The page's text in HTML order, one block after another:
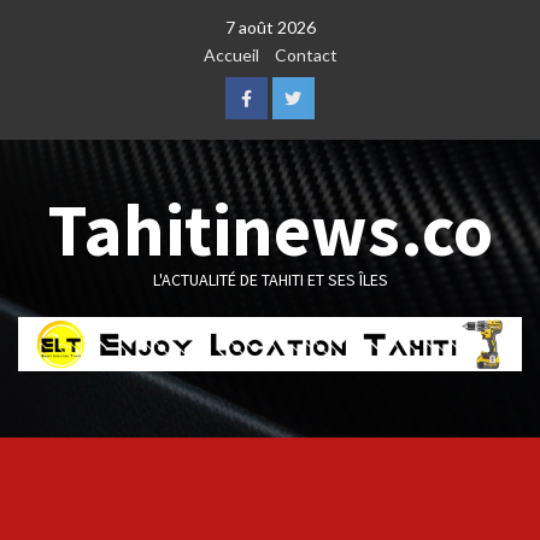
7 août 2026
Accueil
Contact
FacebookTwitter
Tahitinews.co
L'ACTUALITÉ DE TAHITI ET SES ÎLES